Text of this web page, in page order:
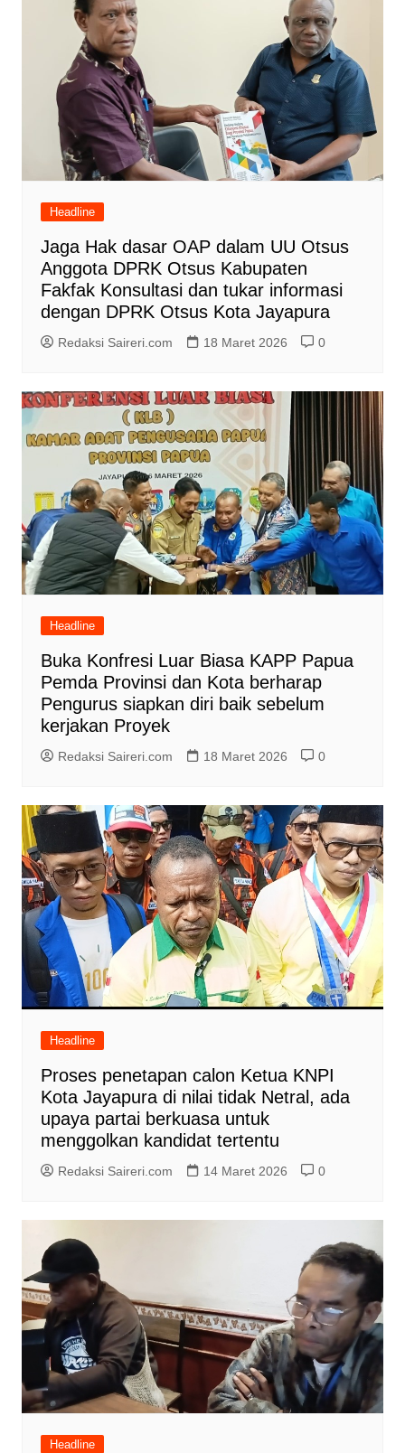
Headline
Jaga Hak dasar OAP dalam UU Otsus
Anggota DPRK Otsus Kabupaten
Fakfak Konsultasi dan tukar informasi
dengan DPRK Otsus Kota Jayapura
Redaksi Saireri.com 18 Maret 2026 0
Headline
Buka Konfresi Luar Biasa KAPP Papua
Pemda Provinsi dan Kota berharap
Pengurus siapkan diri baik sebelum
kerjakan Proyek
Redaksi Saireri.com 18 Maret 2026 0
Headline
Proses penetapan calon Ketua KNPI
Kota Jayapura di nilai tidak Netral, ada
upaya partai berkuasa untuk
menggolkan kandidat tertentu
Redaksi Saireri.com 14 Maret 2026 0
Headline